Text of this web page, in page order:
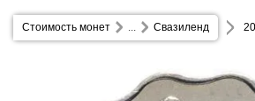
Стоимость монет Свазиленд
...